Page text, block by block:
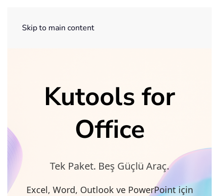
Skip to main content
Kutools for
Office
Tek Paket. Beş Güçlü Araç.
Excel, Word, Outlook ve PowerPoint için